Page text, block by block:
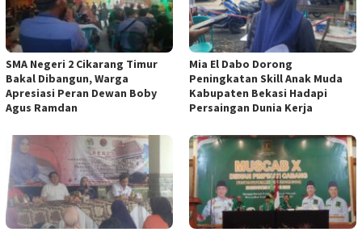
SMA Negeri 2 Cikarang Timur
Bakal Dibangun, Warga
Apresiasi Peran Dewan Boby
Agus Ramdan
Mia El Dabo Dorong
Peningkatan Skill Anak Muda
Kabupaten Bekasi Hadapi
Persaingan Dunia Kerja